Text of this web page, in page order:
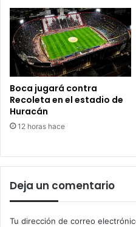
Boca jugará contra
Recoleta en el estadio de
Huracán
12 horas hace
Deja un comentario
Tu dirección de correo